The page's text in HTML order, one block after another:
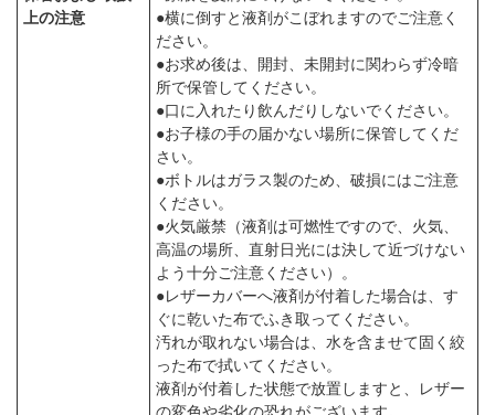
上の注意
●横に倒すと液剤がこぼれますのでご注意く
ださい。
●お求め後は、開封、未開封に関わらず冷暗
所で保管してください。
●口に入れたり飲んだりしないでください。
●お子様の手の届かない場所に保管してくだ
さい。
●ボトルはガラス製のため、破損にはご注意
ください。
●火気厳禁（液剤は可燃性ですので、火気、
高温の場所、直射日光には決して近づけない
よう十分ご注意ください）。
●レザーカバーへ液剤が付着した場合は、す
ぐに乾いた布でふき取ってください。
汚れが取れない場合は、水を含ませて固く絞
った布で拭いてください。
液剤が付着した状態で放置しますと、レザー